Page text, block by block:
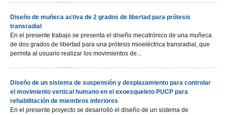
Diseño de muñeca activa de 2 grados de libertad para prótesis
transradial
En el presente trabajo se presenta el diseño mecatrónico de una muñeca
de dos grados de libertad para una prótesis mioeléctrica transradial, que
permita al usuario realizar los movimientos de...
Diseño de un sistema de suspensión y desplazamiento para controlar
el movimiento vertical humano en el exoesqueleto PUCP para
rehabilitación de miembros inferiores
En el presente proyecto se desarrolló el diseño de un sistema de